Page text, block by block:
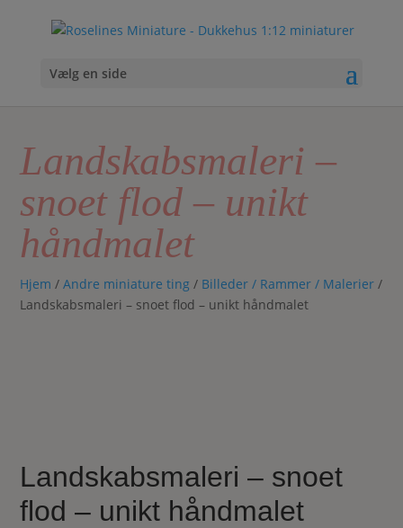
Vælg en side
Landskabsmaleri –
snoet flod – unikt
håndmalet
Hjem /Andre miniature ting / Billeder / Rammer / Malerier /
Landskabsmaleri – snoet flod – unikt håndmalet
Landskabsmaleri – snoet
flod – unikt håndmalet